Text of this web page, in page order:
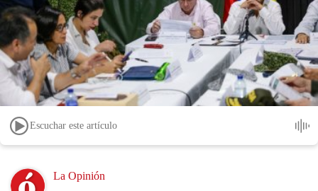
Escuchar este artículo
Image La Opinión